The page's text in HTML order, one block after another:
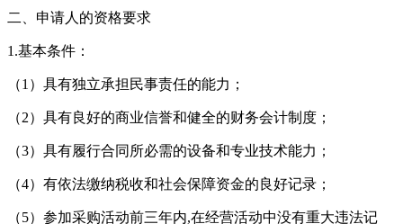
二、申请人的资格要求
1.基本条件：
（1）具有独立承担民事责任的能力；
（2）具有良好的商业信誉和健全的财务会计制度；
（3）具有履行合同所必需的设备和专业技术能力；
（4）有依法缴纳税收和社会保障资金的良好记录；
（5）参加采购活动前三年内,在经营活动中没有重大违法记